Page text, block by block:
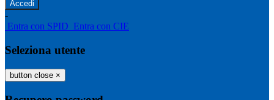
-
Entra con SPID Entra con CIE
Seleziona utente
button close ×